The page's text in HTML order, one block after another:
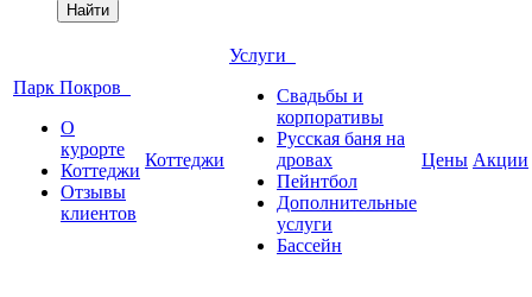
Найти
Парк Покров
О
курорте
Коттеджи
Отзывы
клиентов
Коттеджи
Услуги
Свадьбы и
корпоративы
Русская баня на
дровах
Пейнтбол
Дополнительные
услуги
Бассейн
Цены Акции